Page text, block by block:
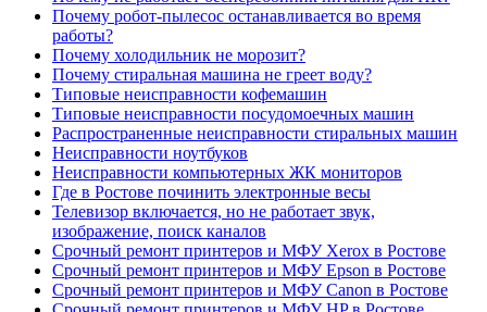
Почему робот-пылесос останавливается во время
работы?
Почему холодильник не морозит?
Почему стиральная машина не греет воду?
Типовые неисправности кофемашин
Типовые неисправности посудомоечных машин
Распространенные неисправности стиральных машин
Неисправности ноутбуков
Неисправности компьютерных ЖК мониторов
Где в Ростове починить электронные весы
Телевизор включается, но не работает звук,
изображение, поиск каналов
Срочный ремонт принтеров и МФУ Xerox в Ростове
Срочный ремонт принтеров и МФУ Epson в Ростове
Срочный ремонт принтеров и МФУ Canon в Ростове